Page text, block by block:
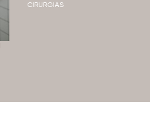
CIRURGIAS